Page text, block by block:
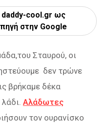
cool.gr ως
στην Google
Σταυρού, οι
δεν τρώνε
βρήκαμε δέκα
Αλάδωτες
τον ουρανίσκο